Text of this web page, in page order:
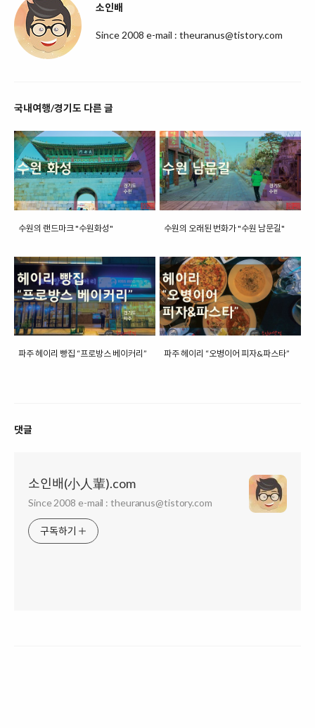
소인배
Since 2008 e-mail : theuranus@tistory.com
국내여행/경기도 다른 글
수원의 랜드마크 "수원화성" 수원의 오래된 번화가 "수원 남문길"
파주 헤이리 빵집 “프로방스 베이커리” 파주 헤이리 “오병이어 피자&파스타”
댓글
소인배(小人輩).com
Since 2008 e-mail : theuranus@tistory.com
구독하기